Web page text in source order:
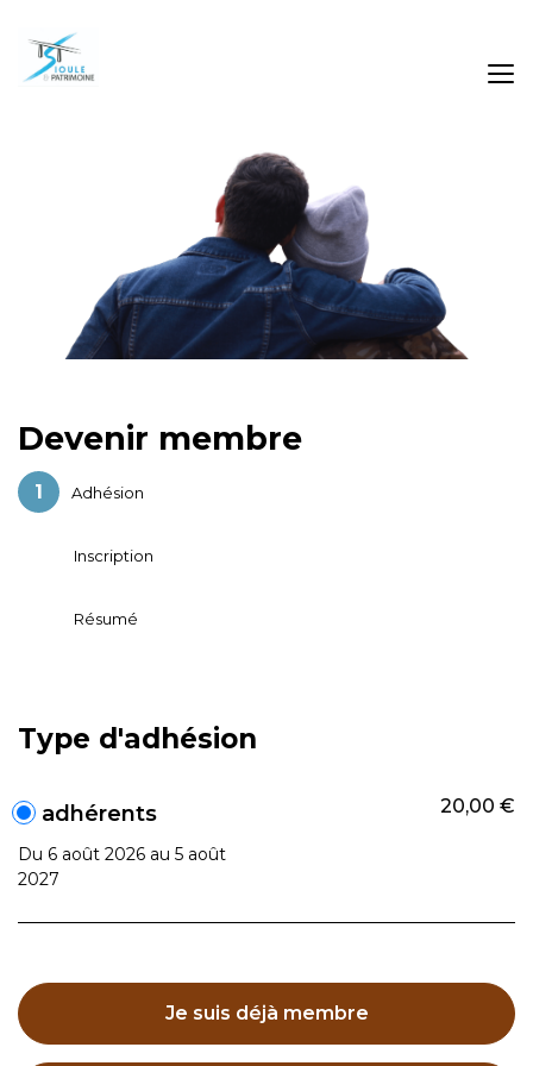
Devenir membre
Adhésion
Inscription
Résumé
Type d'adhésion
20,00 €
adhérents
Du 6 août 2026 au 5 août
2027
Je suis déjà membre